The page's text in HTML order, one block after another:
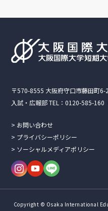
〒570-8555 大阪府守口市藤田町
入試・広報部 TEL：0120-585-160
> お問い合わせ
> プライバシーポリシー
> ソーシャルメディアポリシー
Copyright © Osaka International